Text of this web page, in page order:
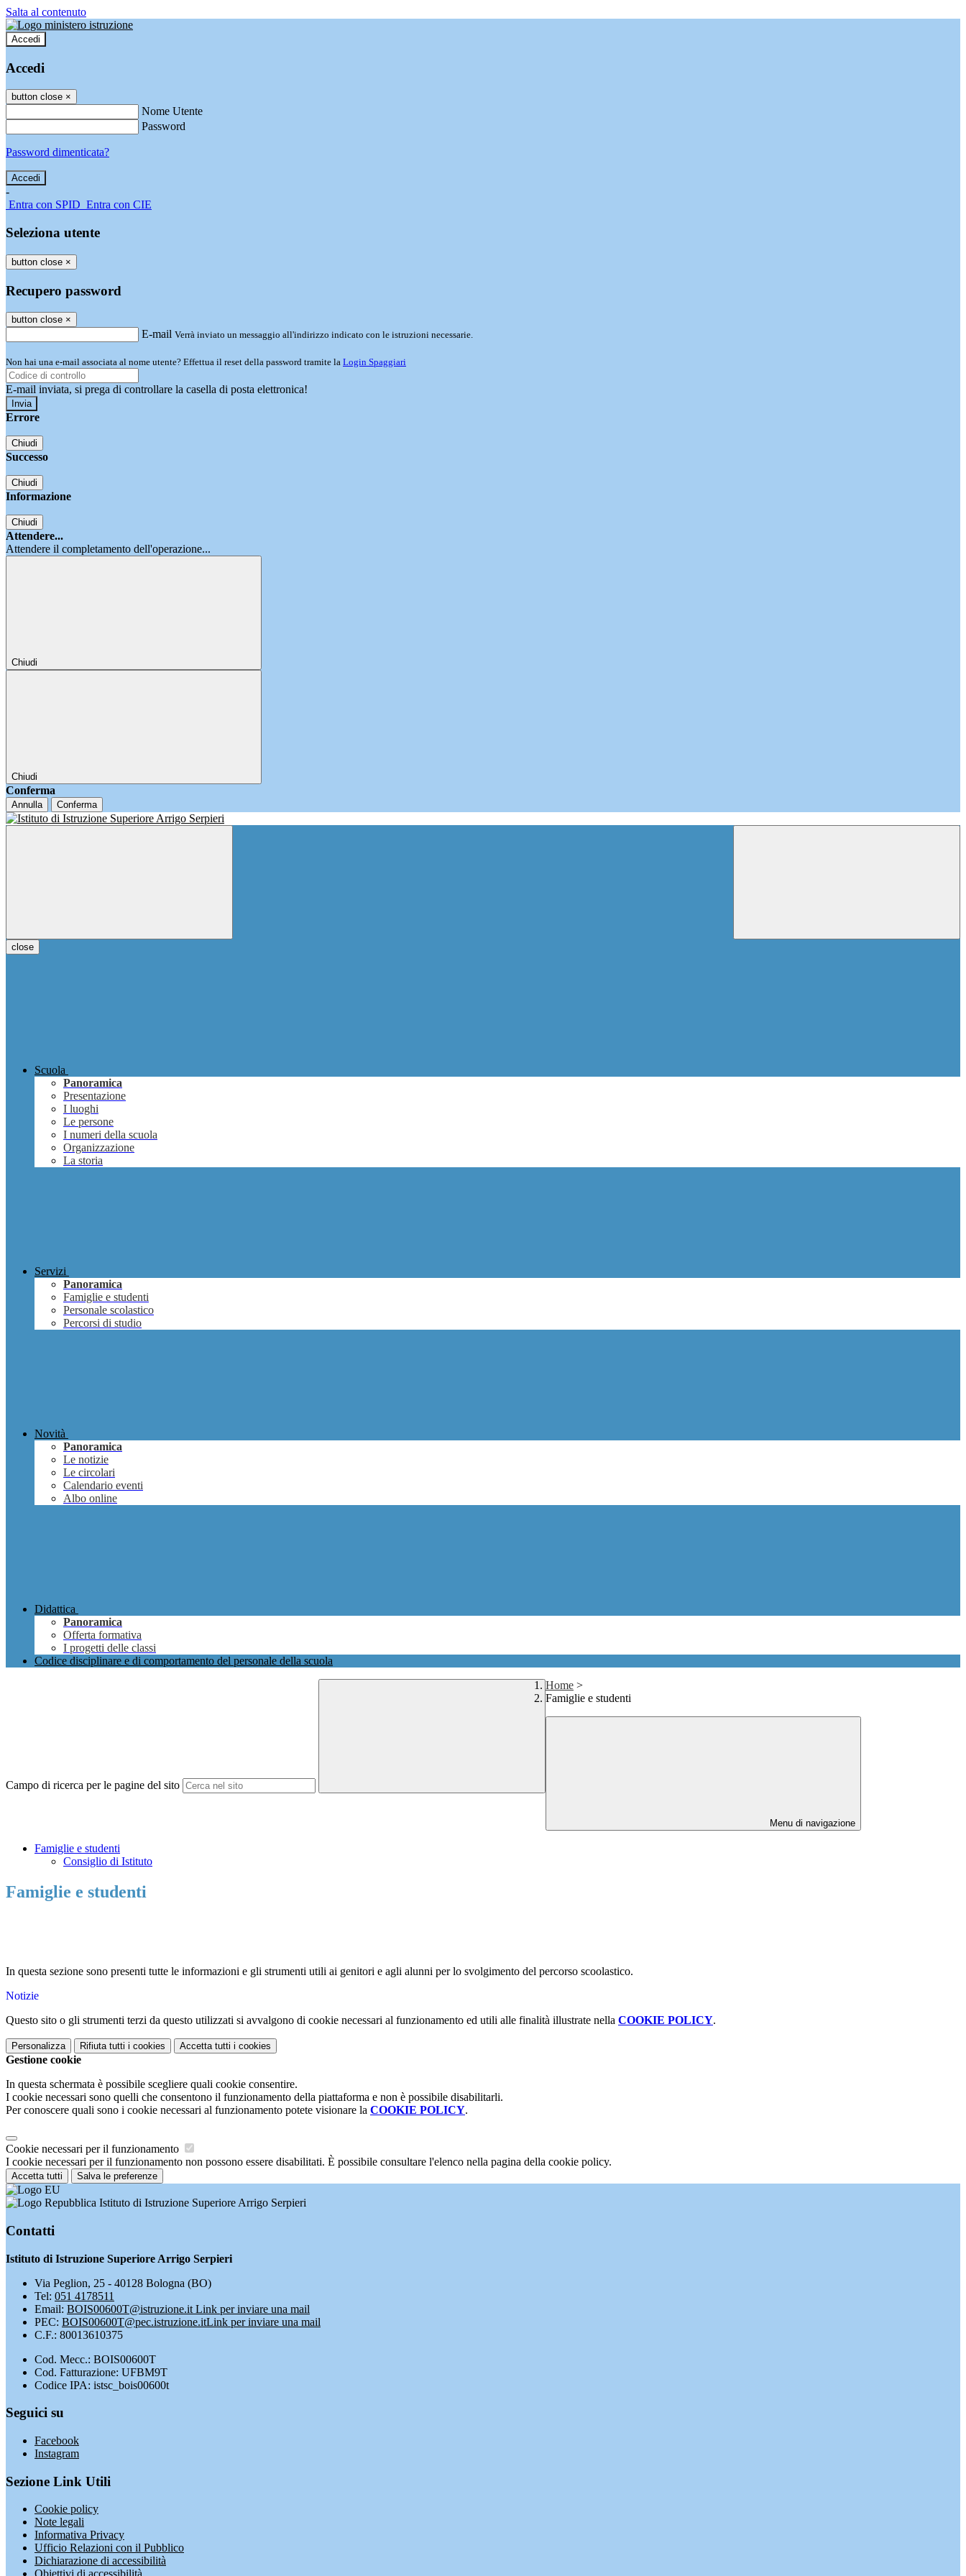
Salta al contenuto
Accedi
Accedi
button close ×
Nome Utente
Password
Password dimenticata?
-
Entra con SPID Entra con CIE
Seleziona utente
button close ×
Recupero password
button close ×
E-mail Verrà inviato un messaggio all'indirizzo indicato con le istruzioni necessarie.
Non hai una e-mail associata al nome utente? Effettua il reset della password tramite la Login Spaggiari
E-mail inviata, si prega di controllare la casella di posta elettronica!
Errore
Chiudi
Successo
Chiudi
Informazione
Chiudi
Attendere...
Attendere il completamento dell'operazione...
Chiudi
Chiudi
Conferma
Annulla Conferma
close
Scuola
Panoramica
Presentazione
I luoghi
Le persone
I numeri della scuola
Organizzazione
La storia
Servizi
Panoramica
Famiglie e studenti
Personale scolastico
Percorsi di studio
Novità
Panoramica
Le notizie
Le circolari
Calendario eventi
Albo online
Didattica
Panoramica
Offerta formativa
I progetti delle classi
Codice disciplinare e di comportamento del personale della scuola
Campo di ricerca per le pagine del sito
Home >
Famiglie e studenti
Menu di navigazione
Famiglie e studenti
Consiglio di Istituto
Famiglie e studenti
In questa sezione sono presenti tutte le informazioni e gli strumenti utili ai genitori e agli alunni per lo svolgimento del percorso scoolastico.
Notizie
Questo sito o gli strumenti terzi da questo utilizzati si avvalgono di cookie necessari al funzionamento ed utili alle finalità illustrate nella COOKIE POLICY.
Personalizza Rifiuta tutti i cookies Accetta tutti i cookies
Gestione cookie
In questa schermata è possibile scegliere quali cookie consentire.
I cookie necessari sono quelli che consentono il funzionamento della piattaforma e non è possibile disabilitarli.
Per conoscere quali sono i cookie necessari al funzionamento potete visionare la COOKIE POLICY.
Cookie necessari per il funzionamento
I cookie necessari per il funzionamento non possono essere disabilitati. È possibile consultare l'elenco nella pagina della cookie policy.
Accetta tutti Salva le preferenze
Istituto di Istruzione Superiore Arrigo Serpieri
Contatti
Istituto di Istruzione Superiore Arrigo Serpieri
Via Peglion, 25 - 40128 Bologna (BO)
Tel: 051 4178511
Email: BOIS00600T@istruzione.it Link per inviare una mail
PEC: BOIS00600T@pec.istruzione.itLink per inviare una mail
C.F.: 80013610375
Cod. Mecc.: BOIS00600T
Cod. Fatturazione: UFBM9T
Codice IPA: istsc_bois00600t
Seguici su
Facebook
Instagram
Sezione Link Utili
Cookie policy
Note legali
Informativa Privacy
Ufficio Relazioni con il Pubblico
Dichiarazione di accessibilità